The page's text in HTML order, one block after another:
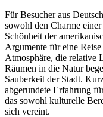
Für Besucher aus
sowohl den Charme
Schönheit der
Argumente für eine
Atmosphäre, die relative
Räumen in die Natur
Sauberkeit der Stadt.
abgerundete Erfahrung
das sowohl kulturelle
sich vereint.